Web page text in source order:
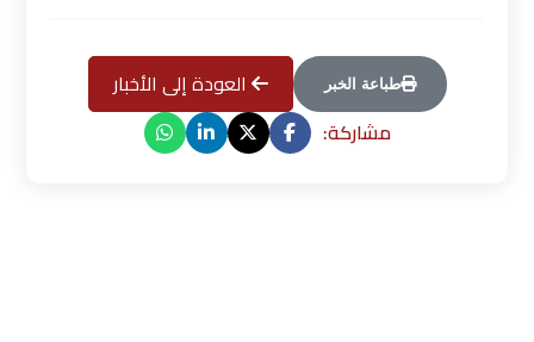
العودة إلى الأخبار طباعة الخبر
مشاركة: